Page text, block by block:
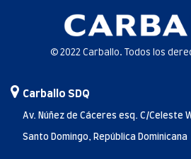
© 2022 Carballo. Todos los
Carballo SDQ
Av. Núñez de Cáceres esq. C/Celeste
Santo Domingo, República Dominicana